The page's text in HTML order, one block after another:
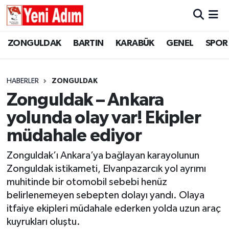
ZONGULDAK BARTIN KARABÜK GENEL SPOR
HABERLER ZONGULDAK
Zonguldak – Ankara
yolunda olay var! Ekipler
müdahale ediyor
Zonguldak’ı Ankara’ya bağlayan karayolunun
Zonguldak istikameti, Elvanpazarcık yol ayrımı
muhitinde bir otomobil sebebi henüz
belirlenemeyen sebepten dolayı yandı. Olaya
itfaiye ekipleri müdahale ederken yolda uzun araç
kuyrukları oluştu.
ZONGULDAK
GÜNCEL
SİYASET
RESMİ İLAN
ZONGULDAK
GENEL
SPOR
SİYASET
SAĞLIK
GÜNCEL
Zonguldak Hava Durumu
Tüm Manşetler
Son Dakika Haberleri
Haber Arşivi